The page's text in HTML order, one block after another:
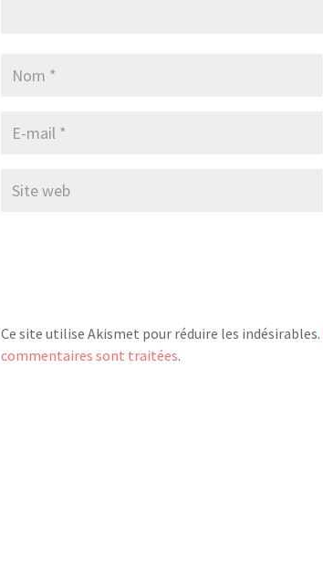
Ce site utilise Akismet pour réduire les indésirables.
commentaires sont traitées.